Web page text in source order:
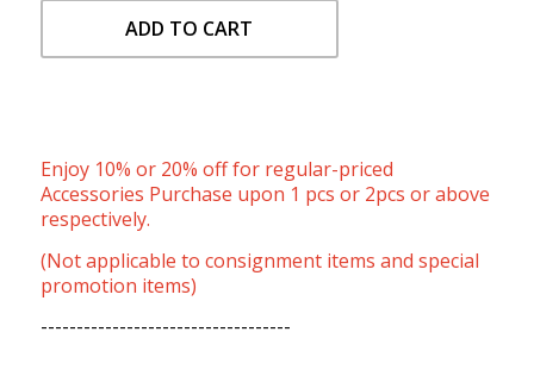
ADD TO CART
Enjoy 10% or 20% off for regular-priced
Accessories Purchase upon 1 pcs or 2pcs or above
respectively.
(Not applicable to consignment items and special
promotion items)
-----------------------------------